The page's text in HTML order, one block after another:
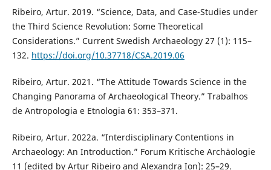
Ribeiro, Artur. 2019. “Science, Data, and Case-Studies under
the Third Science Revolution: Some Theoretical
Considerations.” Current Swedish Archaeology 27 (1): 115–
132. https://doi.org/10.37718/CSA.2019.06
Ribeiro, Artur. 2021. “The Attitude Towards Science in the
Changing Panorama of Archaeological Theory.” Trabalhos
de Antropologia e Etnologia 61: 353–371.
Ribeiro, Artur. 2022a. “Interdisciplinary Contentions in
Archaeology: An Introduction.” Forum Kritische Archäologie
11 (edited by Artur Ribeiro and Alexandra Ion): 25–29.